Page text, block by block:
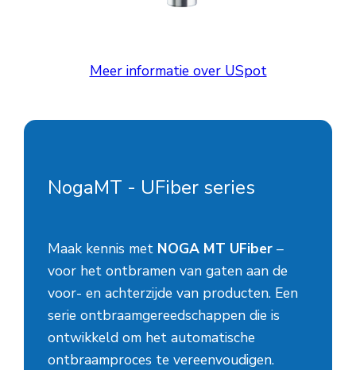
Meer informatie over USpot
NogaMT - UFiber series
Maak kennis met NOGA MT UFiber –
voor het ontbramen van gaten aan de
voor- en achterzijde van producten. Een
serie ontbraamgereedschappen die is
ontwikkeld om het automatische
ontbraamproces te vereenvoudigen.